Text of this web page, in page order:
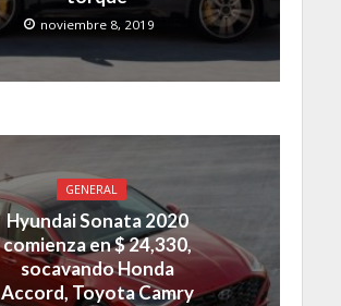
noviembre 8, 2019
GENERAL
Hyundai Sonata 2020
comienza en $ 24,330,
socavando Honda
Accord, Toyota Camry